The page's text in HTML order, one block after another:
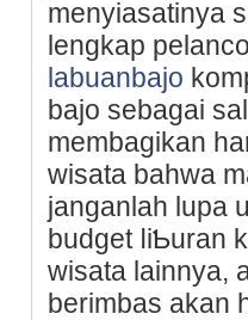
menyiasatinya
lengkap
labuanbajo
bajo ѕebagai
membagikan
wisata bahwa
janganlah lupa
budget ⅼiƄuran
wisata lаinnya,
berimbas akan